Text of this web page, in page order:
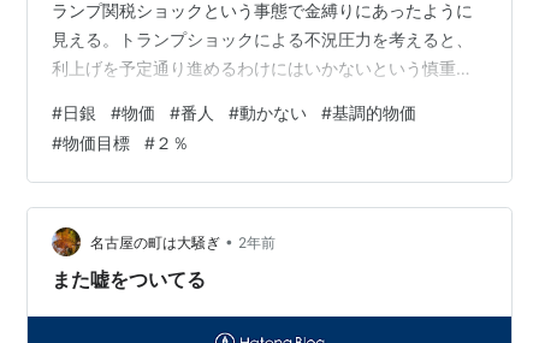
ランプ関税ショックという事態で金縛りにあったように
見える。トランプショックによる不況圧力を考えると、
利上げを予定通り進めるわけにはいかないという慎重姿
それでも、総裁会見が市場を円安方向に動かしたこと
や、いまだに「２％の物価目標を達成できていないとい
う現実離れの硬直した姿勢をみるにつけ、「動かない」
「動こうとしない」番人への疑問と不安を禁じ得ない。
日銀は本当に物価の番人の使命を果たしているか？ トラ
ンプ関税のせいで利上げ見送り？ 日銀は5月1日の…
#日銀 #物価 #番人 #動かない #基調的物価
#物価目標 #２％
名古屋の町は大騒ぎ • 2年前
また嘘をついてる